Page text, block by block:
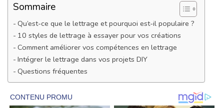
Sommaire
Qu’est-ce que le lettrage et pourquoi est-il populaire ?
10 styles de lettrage à essayer pour vos créations
Comment améliorer vos compétences en lettrage
Intégrer le lettrage dans vos projets DIY
Questions fréquentes